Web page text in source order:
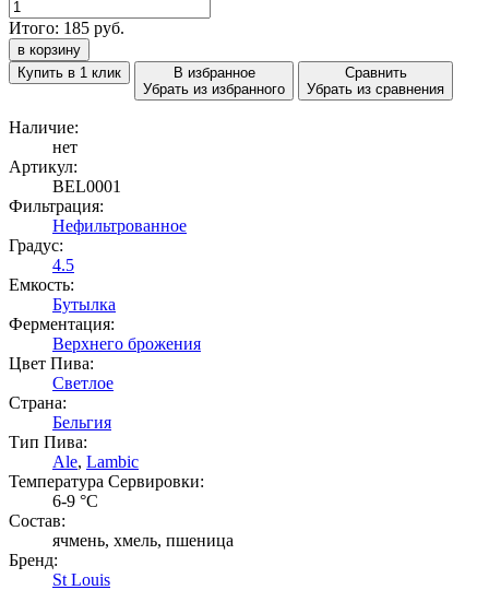
Итого: 185 руб.
в корзину
Купить в 1 клик
В избранное
Убрать из избранного
Сравнить
Убрать из сравнения
Наличие:
нет
Артикул:
BEL0001
Фильтрация:
Нефильтрованное
Градус:
4.5
Емкость:
Бутылка
Ферментация:
Верхнего брожения
Цвет Пива:
Светлое
Страна:
Бельгия
Тип Пива:
Ale, Lambic
Температура Cервировки:
6-9 °С
Состав:
ячмень, хмель, пшеница
Бренд:
St Louis